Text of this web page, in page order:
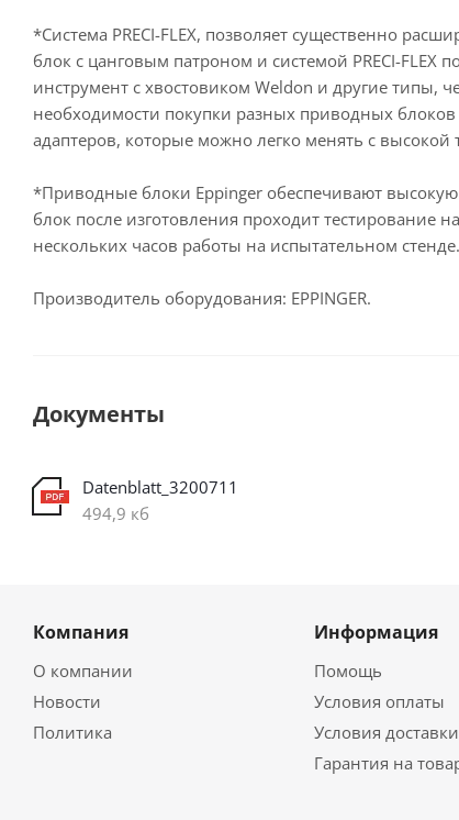
*Система PRECI-FLEX, позволяет существенно
блок с цанговым патроном и системой PRECI-
инструмент с хвостовиком Weldon и другие типы,
необходимости покупки разных приводных
адаптеров, которые можно легко менять с высокой
*Приводные блоки Eppinger обеспечивают
блок после изготовления проходит тестирование
нескольких часов работы на испытательном стенде.
Производитель оборудования: EPPINGER.
Документы
Datenblatt_3200711
494,9 кб
Компания
О компании
Новости
Политика
Информация
Помощь
Условия оплаты
Условия доставки
Гарантия на